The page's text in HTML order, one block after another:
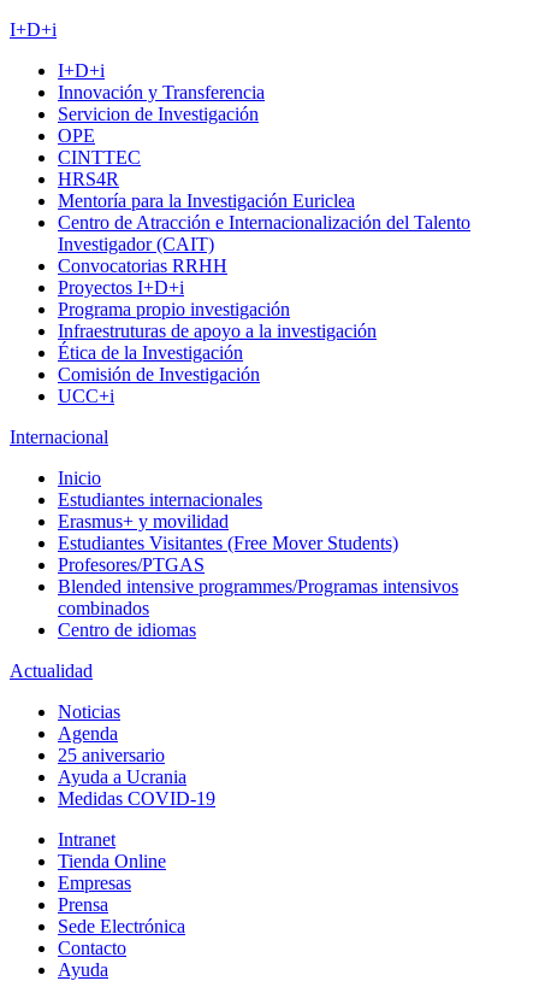
I+D+i
I+D+i
Innovación y Transferencia
Servicion de Investigación
OPE
CINTTEC
HRS4R
Mentoría para la Investigación Euriclea
Centro de Atracción e Internacionalización del Talento
Investigador (CAIT)
Convocatorias RRHH
Proyectos I+D+i
Programa propio investigación
Infraestruturas de apoyo a la investigación
Ética de la Investigación
Comisión de Investigación
UCC+i
Internacional
Inicio
Estudiantes internacionales
Erasmus+ y movilidad
Estudiantes Visitantes (Free Mover Students)
Profesores/PTGAS
Blended intensive programmes/Programas intensivos
combinados
Centro de idiomas
Actualidad
Noticias
Agenda
25 aniversario
Ayuda a Ucrania
Medidas COVID-19
Intranet
Tienda Online
Empresas
Prensa
Sede Electrónica
Contacto
Ayuda